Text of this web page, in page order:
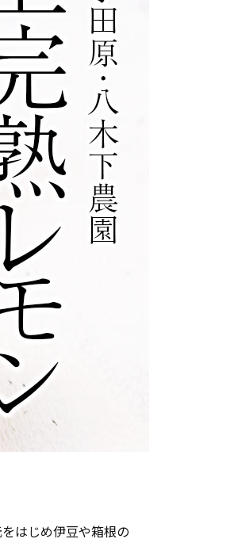
はじめ伊豆や箱根の